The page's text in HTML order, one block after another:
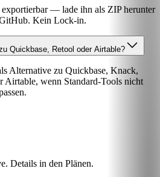
exportierbar — lade ihn als ZIP herunter
Kein Lock-in.
Quickbase, Retool oder Airtable?
Alternative zu Quickbase, Knack,
Airtable, wenn Standard-Tools nicht
Details in den Plänen.